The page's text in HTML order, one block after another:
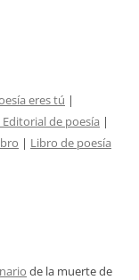
eres tú |
Editorial de poesía |
| Libro de poesía
de la muerte de